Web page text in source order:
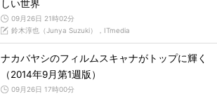
しい世界
09月26日 21時02分
鈴木淳也（Junya Suzuki），ITmedia
ナカバヤシのフィルムスキャナがトップに輝く
（2014年9月第1週版）
09月26日 17時00分